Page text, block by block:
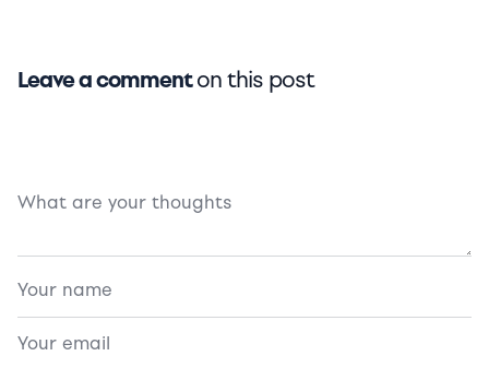
Leave a commenton this post